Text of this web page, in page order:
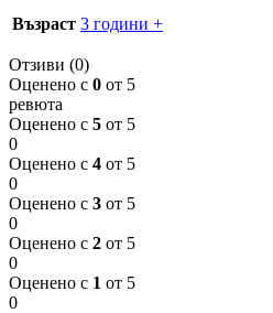
Възраст 3 години +
Отзиви (0)
Оценено с 0 от 5
ревюта
Оценено с 5 от 5
0
Оценено с 4 от 5
0
Оценено с 3 от 5
0
Оценено с 2 от 5
0
Оценено с 1 от 5
0